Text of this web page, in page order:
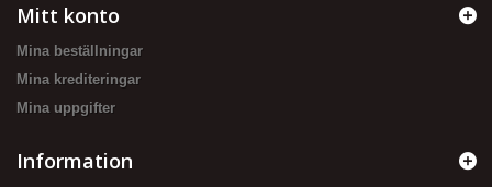
Mitt konto
Mina beställningar
Mina krediteringar
Mina uppgifter
Information